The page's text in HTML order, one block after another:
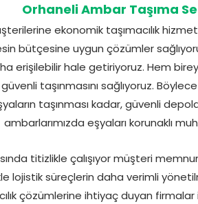
Orhaneli Ambar Taşıma
ekonomik taşımacılık
bütçesine uygun çözümler
erişilebilir hale getiriyoruz. Hem
taşınmasını sağlıyoruz.
taşınması kadar, güvenli
ambarlarımızda eşyaları korunaklı
titizlikle çalışıyor müşteri
lojistik süreçlerin daha verimli
çözümlerine ihtiyaç duyan firmalar